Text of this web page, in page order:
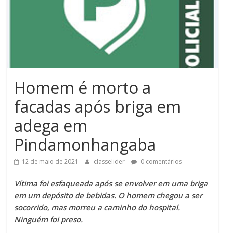
Homem é morto a
facadas após briga em
adega em
Pindamonhangaba
12 de maio de 2021 classelider 0 comentários
Vítima foi esfaqueada após se envolver em uma briga
em um depósito de bebidas. O homem chegou a ser
socorrido, mas morreu a caminho do hospital.
Ninguém foi preso.